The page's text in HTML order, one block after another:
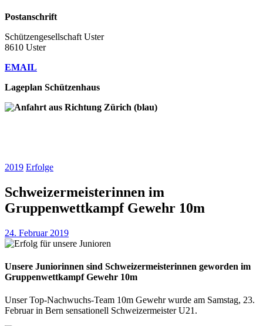
Postanschrift
Schützengesellschaft Uster
8610 Uster
EMAIL
Lageplan Schützenhaus
2019 Erfolge
Schweizermeisterinnen im
Gruppenwettkampf Gewehr 10m
24. Februar 2019
Unsere Juniorinnen sind Schweizermeisterinnen geworden im
Gruppenwettkampf Gewehr 10m
Unser Top-Nachwuchs-Team 10m Gewehr wurde am Samstag, 23.
Februar in Bern sensationell Schweizermeister U21.